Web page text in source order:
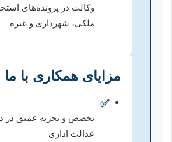
وکالت در پرونده‌های
ملکی، شهرداری و غیره
مزایای همکاری با ما
✅
تخصص و تجربه عمیق در
عدالت اداری